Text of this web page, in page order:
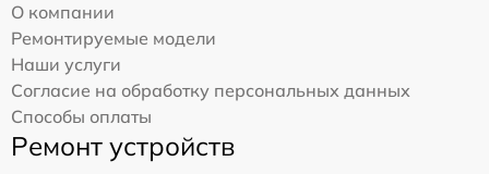
О компании
Ремонтируемые модели
Наши услуги
Согласие на обработку персональных данных
Способы оплаты
Ремонт устройств